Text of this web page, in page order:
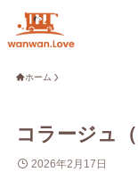
ホーム
コラージュ
2026年2月17日